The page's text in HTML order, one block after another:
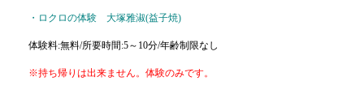
・ロクロの体験 大塚雅淑(益子焼)
体験料:無料/所要時間:5～10分/年齢制限なし
※持ち帰りは出来ません。体験のみです。